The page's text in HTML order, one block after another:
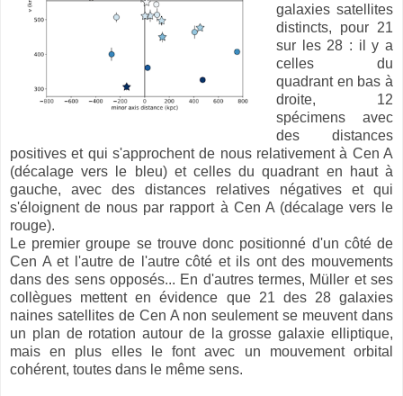
galaxies satellites
distincts, pour 21
sur les 28 : il y a
celles du
quadrant en bas à
droite, 12
spécimens avec
des distances
positives et qui s'approchent de nous relativement à Cen A
(décalage vers le bleu) et celles du quadrant en haut à
gauche, avec des distances relatives négatives et qui
s'éloignent de nous par rapport à Cen A (décalage vers le
rouge).
Le premier groupe se trouve donc positionné d'un côté de
Cen A et l'autre de l'autre côté et ils ont des mouvements
dans des sens opposés... En d'autres termes, Müller et ses
collègues mettent en évidence que 21 des 28 galaxies
naines satellites de Cen A non seulement se meuvent dans
un plan de rotation autour de la grosse galaxie elliptique,
mais en plus elles le font avec un mouvement orbital
cohérent, toutes dans le même sens.